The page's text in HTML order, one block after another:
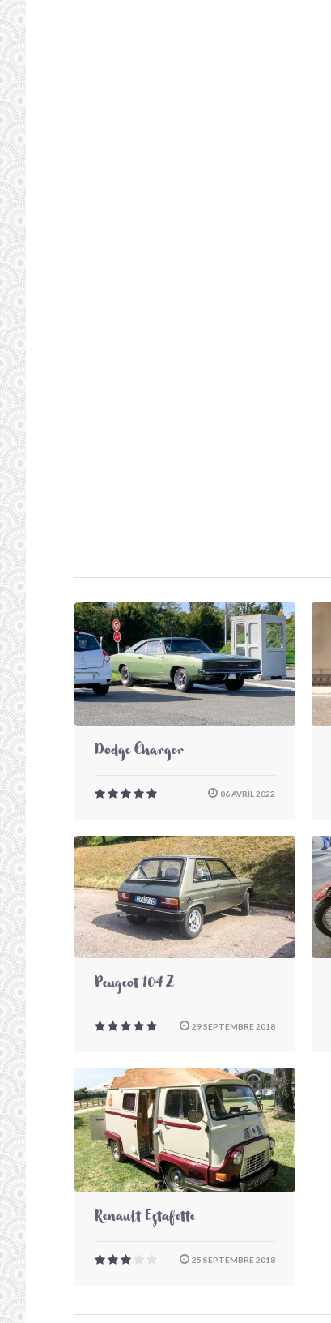
Dodge Charger
06 AVRIL 2022
Peugeot 104 Z
29 SEPTEMBRE 2018
Renault Estafette
25 SEPTEMBRE 2018